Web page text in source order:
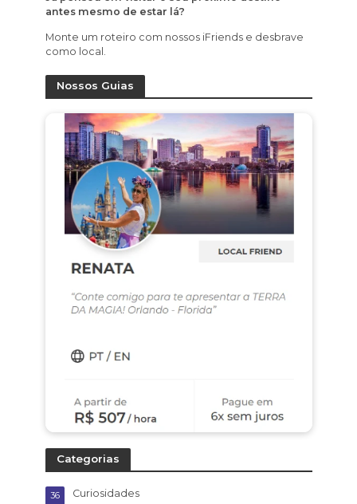
antes mesmo de estar lá?
Monte um roteiro com nossos iFriends e desbrave
como local.
Nossos Guias
Categorias
Curiosidades
36